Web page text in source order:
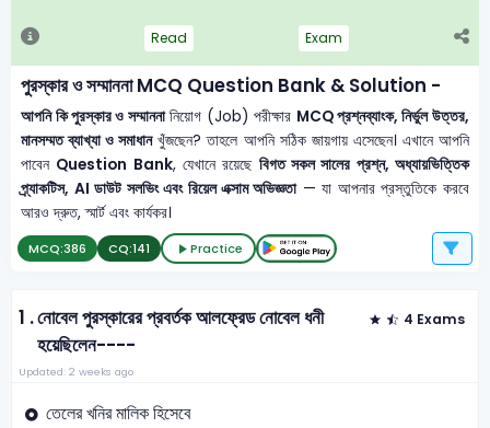
Read Exam
পুরস্কার ও সম্মাননা MCQ Question Bank & Solution -
আপনি কি পুরস্কার ও সম্মাননানিয়োগ (Job) পরীক্ষার MCQ প্রশ্নব্যাংক, নির্ভুল উত্তর,
মানসম্মত ব্যাখ্যা ও সমাধানখুঁজছেন? তাহলে আপনি সঠিক জায়গায় এসেছেন। এখানে আপনি
পাবেন Question Bank, যেখানে রয়েছে বিগত সকল সালের প্রশ্ন, অধ্যায়ভিত্তিক
প্র্যাকটিস, AI ডাউট সলভিং এবং রিয়েল এক্সাম অভিজ্ঞতা— যা আপনার প্রস্তুতিকে করবে
আরও দ্রুত, স্মার্ট এবং কার্যকর।
MCQ:386 CQ:141 Practice
1 .নোবেল পুরস্কারের প্রবর্তক আলফ্রেড নোবেল ধনী
হয়েছিলেন----
4 Exams
Updated: 2 weeks ago
তেলের খনির মালিক হিসেবে